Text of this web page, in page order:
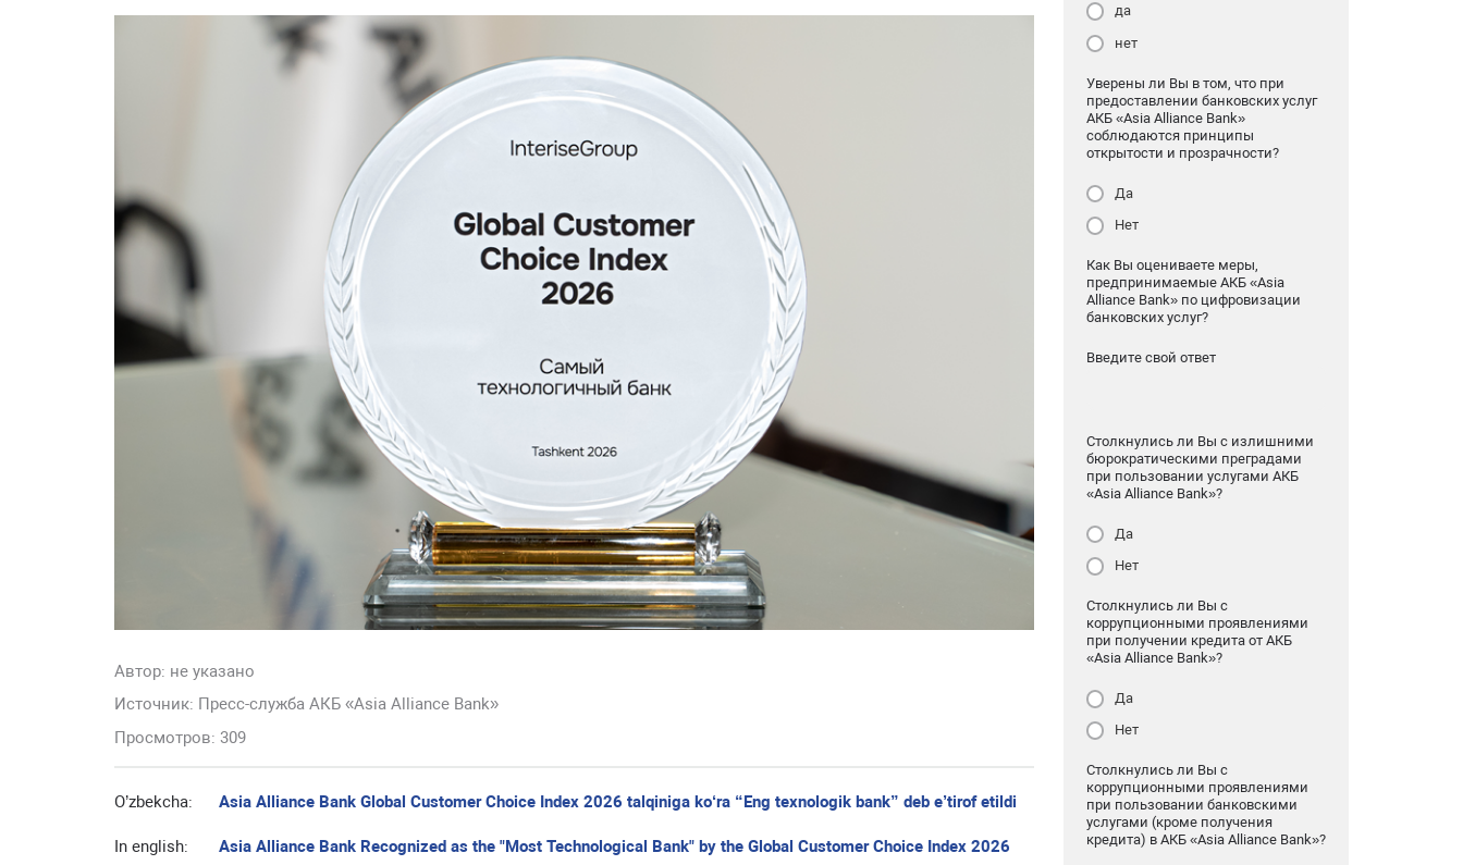
Автор: не указано
Источник: Пресс-служба АКБ «Asia Alliance Bank»
Просмотров: 309
O’zbekcha: Asia Alliance Bank Global Customer Choice Index 2026 talqiniga ko‘ra “Eng texnologik bank” deb e’tirof etildi
In english: Asia Alliance Bank Recognized as the "Most Technological Bank" by the Global Customer Choice Index 2026
да
нет
Уверены ли Вы в том, что при
предоставлении банковских услуг
АКБ «Asia Alliance Bank»
соблюдаются принципы
открытости и прозрачности?
Да
Нет
Как Вы оцениваете меры,
предпринимаемые АКБ «Asia
Alliance Bank» по цифровизации
банковских услуг?
Введите свой ответ
Столкнулись ли Вы с излишними
бюрократическими преградами
при пользовании услугами АКБ
«Asia Alliance Bank»?
Да
Нет
Столкнулись ли Вы с
коррупционными проявлениями
при получении кредита от АКБ
«Asia Alliance Bank»?
Да
Нет
Столкнулись ли Вы с
коррупционными проявлениями
при пользовании банковскими
услугами (кроме получения
кредита) в АКБ «Asia Alliance Bank»?